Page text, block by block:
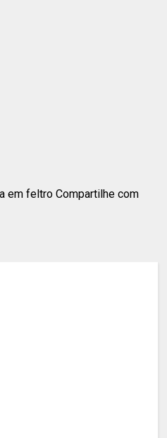
em feltro Compartilhe com